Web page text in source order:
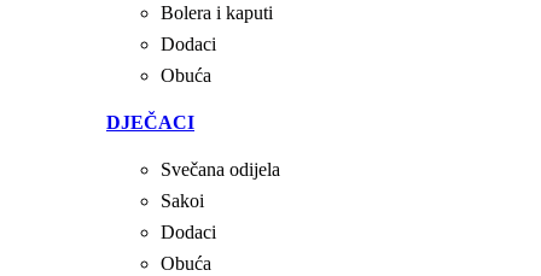
Bolera i kaputi
Dodaci
Obuća
DJEČACI
Svečana odijela
Sakoi
Dodaci
Obuća